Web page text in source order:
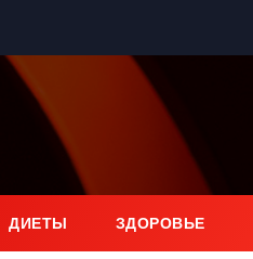
ДИЕТЫ ЗДОРОВЬЕ